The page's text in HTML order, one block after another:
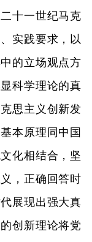
十一世纪马克
实践要求，以
的立场观点方
科学理论的真
思主义创新发
本原理同中国
化相结合，坚
，正确回答时
展现出强大真
创新理论将党